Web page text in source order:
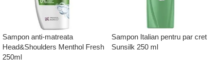
Sampon anti-matreata
Head&Shoulders Menthol Fresh
250ml
Sampon Italian pentru par cret
Sunsilk 250 ml